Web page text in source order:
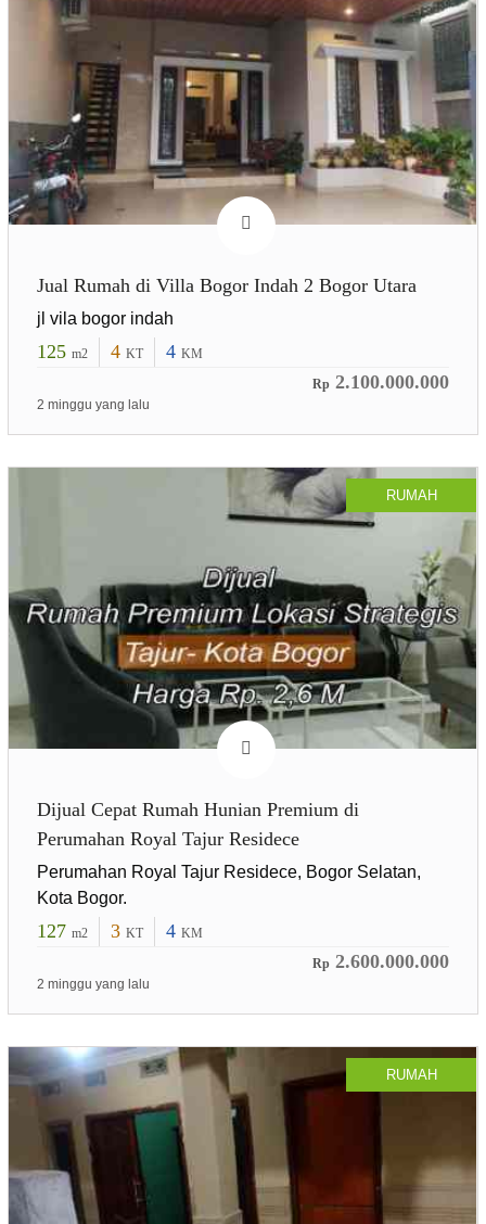
Jual Rumah di Villa Bogor Indah 2 Bogor Utara
jl vila bogor indah
125 m2 4 KT 4 KM
Rp 2.100.000.000
2 minggu yang lalu
RUMAH
Dijual Cepat Rumah Hunian Premium di
Perumahan Royal Tajur Residece
Perumahan Royal Tajur Residece, Bogor Selatan,
Kota Bogor.
127 m2 3 KT 4 KM
Rp 2.600.000.000
2 minggu yang lalu
RUMAH